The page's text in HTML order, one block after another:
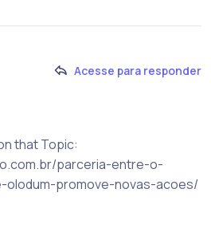
Acesse para responder
that Topic:
parceria-entre-o-
promove-novas-acoes/